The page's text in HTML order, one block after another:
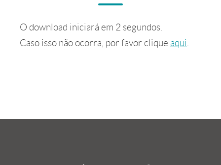
O download iniciará em 2 segundos.
Caso isso não ocorra, por favor clique aqui